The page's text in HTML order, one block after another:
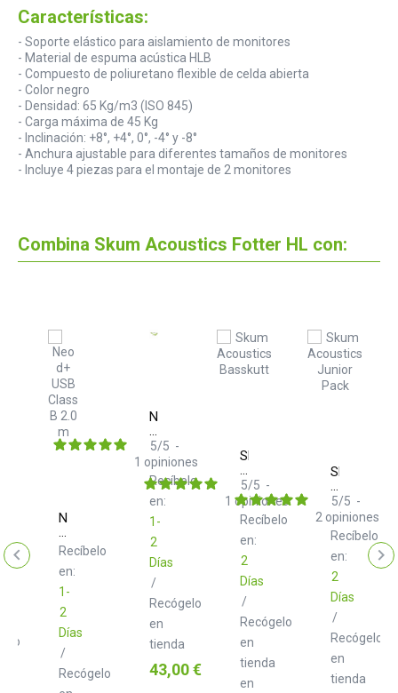
Características:
- Soporte elástico para aislamiento de monitores
- Material de espuma acústica HLB
- Compuesto de poliuretano flexible de celda abierta
- Color negro
- Densidad: 65 Kg/m3 (ISO 845)
- Carga máxima de 45 Kg
- Inclinación: +8°, +4°, 0°, -4° y -8°
- Anchura ajustable para diferentes tamaños de monitores
- Incluye 4 piezas para el montaje de 2 monitores
Combina Skum Acoustics Fotter HL con:
Neo
d+
USB
Class
B
2.0
m
Recíbelo
en:
1-
2
Días
/
Recógelo
Neo
d+
TRS
Class
B
2.0
m
Recíbelo
en:
1-
2
Días
/
Recógelo
en
tienda
5/5 -
1 opiniones
Precio
43,00 €
Skum
Acoustics
Basskutt
Recíbelo
en:
2
Días
/
Recógelo
en
tienda
en
5/5 -
1 opiniones
Skum
Acoustics
Junior
Pack
Recíbelo
en:
2
Días
/
Recógelo
en
tienda
5/5 -
2 opiniones